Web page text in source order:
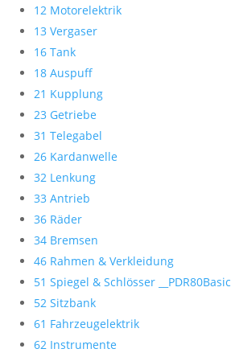
12 Motorelektrik
13 Vergaser
16 Tank
18 Auspuff
21 Kupplung
23 Getriebe
31 Telegabel
26 Kardanwelle
32 Lenkung
33 Antrieb
36 Räder
34 Bremsen
46 Rahmen & Verkleidung
51 Spiegel & Schlösser __PDR80Basic
52 Sitzbank
61 Fahrzeugelektrik
62 Instrumente